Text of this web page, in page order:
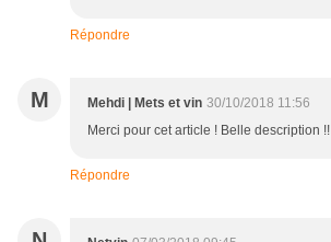
Répondre
M Mehdi | Mets et vin 30/10/2018 11:56
Merci pour cet article ! Belle description !!
Répondre